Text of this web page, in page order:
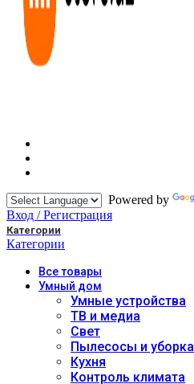
Powered by
Вход / Регистрация
Категории
Категории
Всетовары
Умный дом
Умные устройства
ТВ и медиа
Свет
Пылесосы и уборка
Кухня
Контроль климата